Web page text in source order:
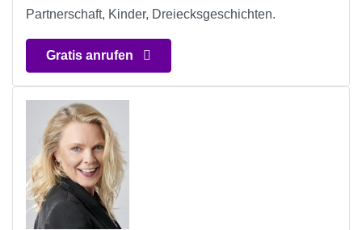
Partnerschaft, Kinder, Dreiecksgeschichten.
Gratis anrufen